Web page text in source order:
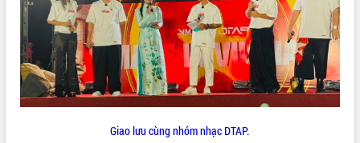
Thứ trưởng Bộ Nông nghiệp và Môi
trường Nguyễn Hoàng Hiệp khảo sát
vùng trồng và doanh nghiệp đóng gói
sầu riêng tại Đắk Lắk
Trình diễn nghệ thuật chế biến các
món ăn từ sầu riêng
Giao lưu cùng nhóm nhạc DTAP.